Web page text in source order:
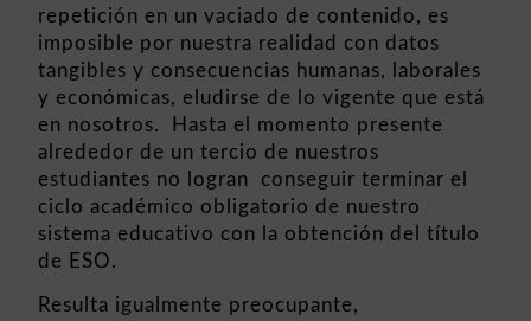
repetición en un vaciado de contenido, es
imposible por nuestra realidad con datos
tangibles y consecuencias humanas, laborales
y económicas, eludirse de lo vigente que está
en nosotros. Hasta el momento presente
alrededor de un tercio de nuestros
estudiantes no logran conseguir terminar el
ciclo académico obligatorio de nuestro
sistema educativo con la obtención del título
de ESO.
Resulta igualmente preocupante,